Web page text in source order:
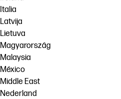
Italia
Latvija
Lietuva
Magyarország
Malaysia
México
Middle East
Nederland